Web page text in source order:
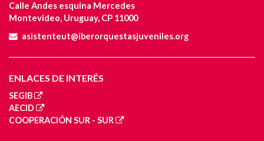
Calle Andes esquina Mercedes
Montevideo, Uruguay, CP 11000
asistenteut@iberorquestasjuveniles.org
ENLACES DE INTERÉS
SEGIB
AECID
COOPERACIÓN SUR - SUR